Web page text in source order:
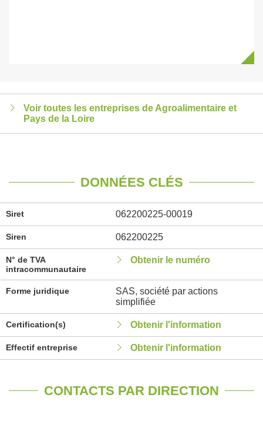
Voir toutes les entreprises de Agroalimentaire et
Pays de la Loire
DONNÉES CLÉS
Siret 062200225-00019
Siren 062200225
N° de TVA
intracommunautaire
Obtenir le numéro
Forme juridique
SAS, société par actions
simplifiée
Certification(s) Obtenir l'information
Effectif entreprise Obtenir l'information
CONTACTS PAR DIRECTION